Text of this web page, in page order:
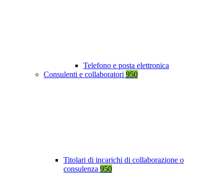
Telefono e posta elettronica
Consulenti e collaboratori 950
Titolari di incarichi di collaborazione o
consulenza 950